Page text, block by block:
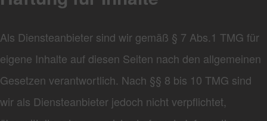
Als Diensteanbieter sind wir gemäß § 7 Abs.1 TMG für
eigene Inhalte auf diesen Seiten nach den allgemeinen
Gesetzen verantwortlich. Nach §§ 8 bis 10 TMG sind
wir als Diensteanbieter jedoch nicht verpflichtet,